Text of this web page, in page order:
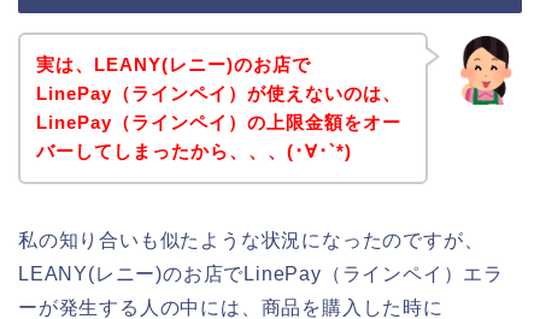
実は、LEANY(レニー)のお店で
LinePay（ラインペイ）が使えないのは、
LinePay（ラインペイ）の上限金額をオー
バーしてしまったから、、、(･∀･`*)
私の知り合いも似たような状況になったのですが、
LEANY(レニー)のお店でLinePay（ラインペイ）エラ
ーが発生する人の中には、商品を購入した時に